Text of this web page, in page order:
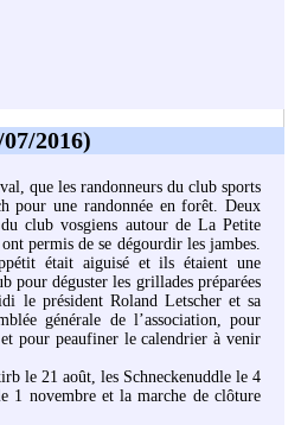
2016)
que les randonneurs du club sports
pour une randonnée en forêt. Deux
club vosgiens autour de La Petite
permis de se dégourdir les jambes.
était aiguisé et ils étaient une
pour déguster les grillades préparées
le président Roland Letscher et sa
générale de l’association, pour
pour peaufiner le calendrier à venir
le 21 août, les Schneckenuddle le 4
1 novembre et la marche de clôture